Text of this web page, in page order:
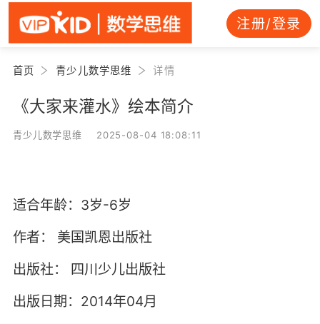
注册/登录
首页 青少儿数学思维 详情
《大家来灌水》绘本简介
青少儿数学思维 2025-08-04 18:08:11
适合年龄：3岁-6岁
作者：
美国凯恩出版社
出版社：
四川少儿出版社
出版日期：2014年04月